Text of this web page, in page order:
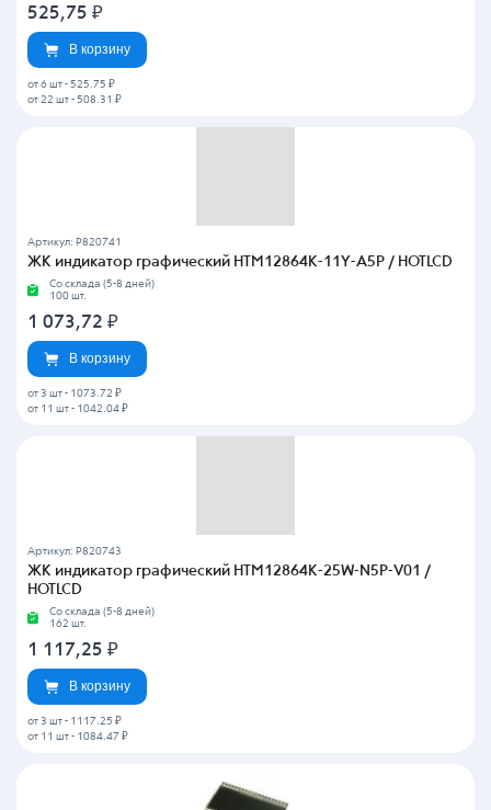
525,75 ₽
В корзину
от 6 шт - 525.75 ₽
от 22 шт - 508.31 ₽
Артикул: P820741
ЖК индикатор графический HTM12864K-11Y-A5P / HOTLCD
Со склада (5-8 дней)
100 шт.
1 073,72 ₽
В корзину
от 3 шт - 1073.72 ₽
от 11 шт - 1042.04 ₽
Артикул: P820743
ЖК индикатор графический HTM12864K-25W-N5P-V01 /
HOTLCD
Со склада (5-8 дней)
162 шт.
1 117,25 ₽
В корзину
от 3 шт - 1117.25 ₽
от 11 шт - 1084.47 ₽